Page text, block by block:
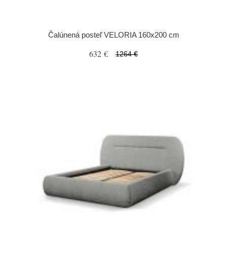
Čalúnená posteľ VELORIA 160x200 cm
632 € 1264 €